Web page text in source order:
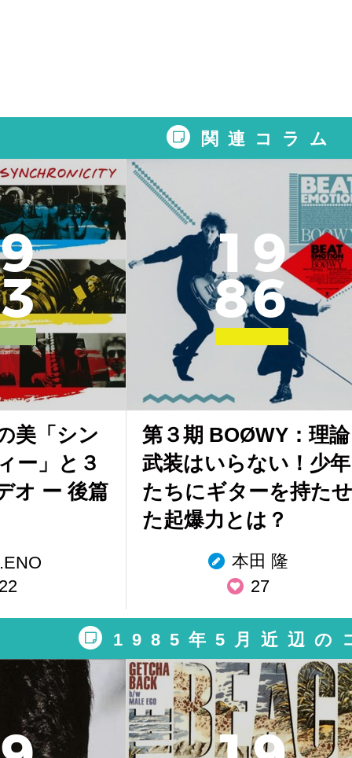
関連コラム
9
3
美「シン
ー」と３
オ ー 後篇
1 9
86
第３期 BOØWY：理論
武装はいらない！少年
たちにギターを持たせ
た起爆力とは？
本田 隆
27
1985年5月近辺の